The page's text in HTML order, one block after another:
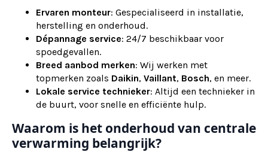
Ervaren monteur: Gespecialiseerd in installatie,
herstelling en onderhoud.
Dépannage service: 24/7 beschikbaar voor
spoedgevallen.
Breed aanbod merken: Wij werken met
topmerken zoals Daikin, Vaillant, Bosch, en meer.
Lokale service technieker: Altijd een technieker in
de buurt, voor snelle en efficiënte hulp.
Waarom is het onderhoud van centrale
verwarming belangrijk?